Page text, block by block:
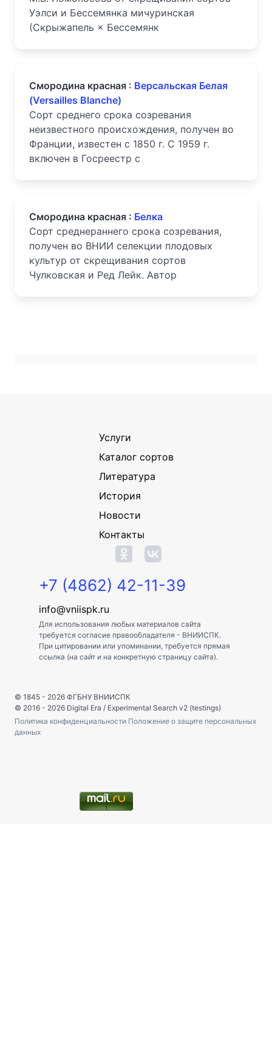
Уэлси и Бессемянка мичуринская
(Скрыжапель × Бессемянк
Смородина красная : Версальская Белая
(Versailles Blanche)
Cорт среднего срока созревания
неизвестного происхождения, получен во
Франции, известен с 1850 г. С 1959 г.
включен в Госреестр с
Смородина красная : Белка
Сорт среднераннего срока созревания,
получен во ВНИИ селекции плодовых
культур от скрещивания сортов
Чулковская и Ред Лейк. Автор
Услуги
Каталог сортов
Литература
История
Новости
Контакты
+7 (4862) 42-11-39
info@vniispk.ru
Для использования любых материалов сайта
требуется согласие правообладателя - ВНИИСПК.
При цитировании или упоминании, требуется прямая
ссылка (на сайт и на конкретную страницу сайта).
© 1845 - 2026 ФГБНУ ВНИИСПК
© 2016 - 2026 Digital Era / Experimental Search v2 (testings)
Политика конфиденциальности Положение о защите персональных
данных